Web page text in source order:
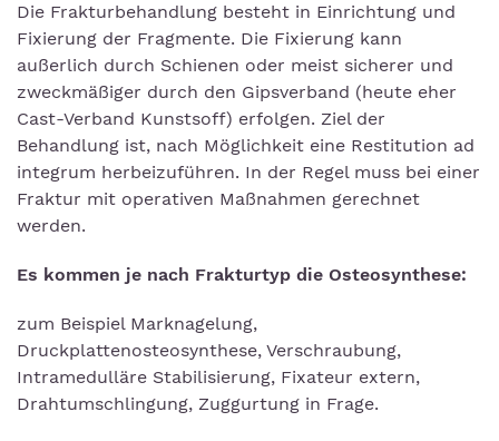
Die Frakturbehandlung besteht in Einrichtung und
Fixierung der Fragmente. Die Fixierung kann
außerlich durch Schienen oder meist sicherer und
zweckmäßiger durch den Gipsverband (heute eher
Cast-Verband Kunstsoff) erfolgen. Ziel der
Behandlung ist, nach Möglichkeit eine Restitution ad
integrum herbeizuführen. In der Regel muss bei einer
Fraktur mit operativen Maßnahmen gerechnet
werden.
Es kommen je nach Frakturtyp die Osteosynthese:
zum Beispiel Marknagelung,
Druckplattenosteosynthese, Verschraubung,
Intramedulläre Stabilisierung, Fixateur extern,
Drahtumschlingung, Zuggurtung in Frage.